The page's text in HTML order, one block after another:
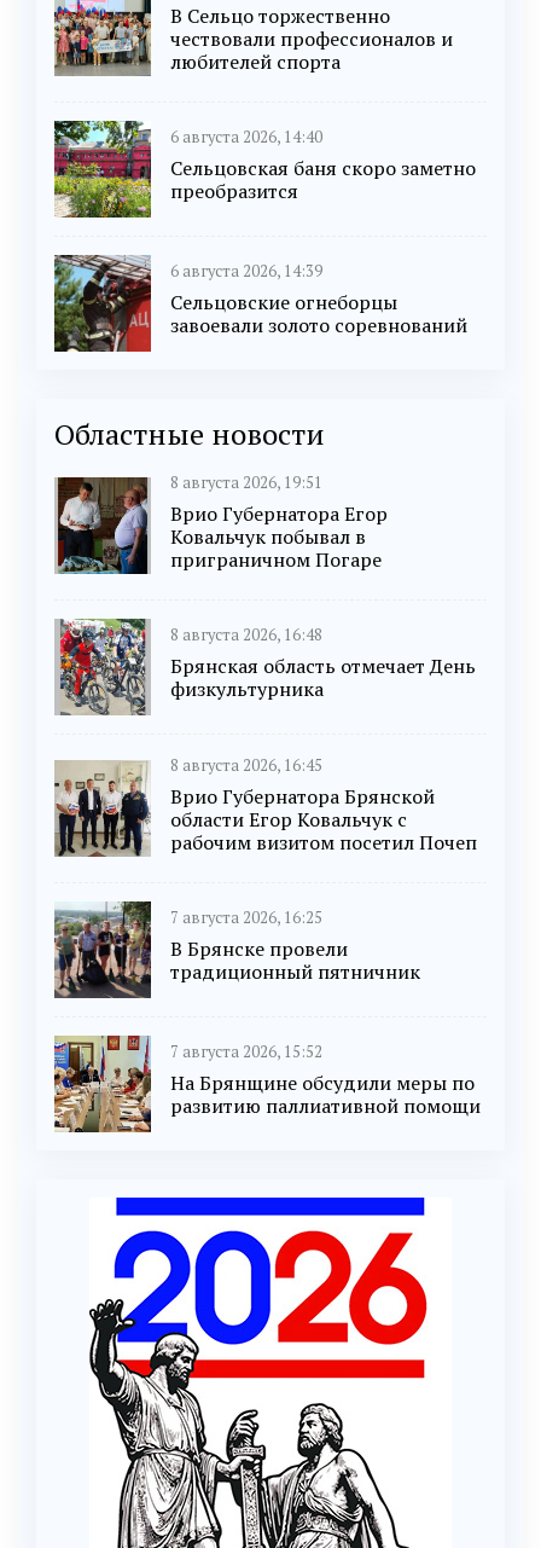
В Сельцо торжественно
чествовали профессионалов и
любителей спорта
6 августа 2026, 14:40
Сельцовская баня скоро заметно
преобразится
6 августа 2026, 14:39
Сельцовские огнеборцы
завоевали золото соревнований
Областные новости
8 августа 2026, 19:51
Врио Губернатора Егор
Ковальчук побывал в
приграничном Погаре
8 августа 2026, 16:48
Брянская область отмечает День
физкультурника
8 августа 2026, 16:45
Врио Губернатора Брянской
области Егор Ковальчук с
рабочим визитом посетил Почеп
7 августа 2026, 16:25
В Брянске провели
традиционный пятничник
7 августа 2026, 15:52
На Брянщине обсудили меры по
развитию паллиативной помощи